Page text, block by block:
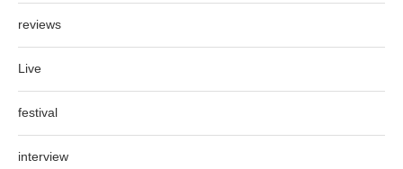
reviews
Live
festival
interview